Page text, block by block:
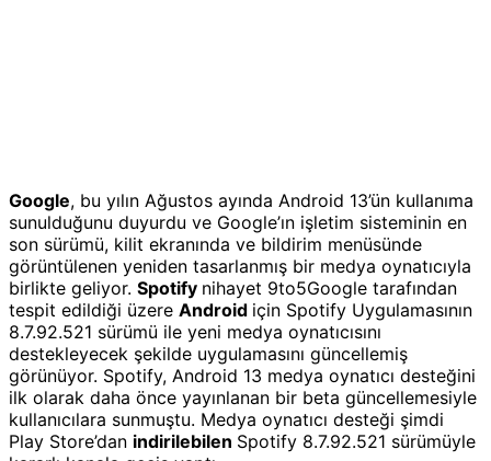
Google, bu yılın Ağustos ayında Android 13’ün kullanıma
sunulduğunu duyurdu ve Google’ın işletim sisteminin en
son sürümü, kilit ekranında ve bildirim menüsünde
görüntülenen yeniden tasarlanmış bir medya oynatıcıyla
birlikte geliyor. Spotify nihayet 9to5Google tarafından
tespit edildiği üzere Android için Spotify Uygulamasının
8.7.92.521 sürümü ile yeni medya oynatıcısını
destekleyecek şekilde uygulamasını güncellemiş
görünüyor. Spotify, Android 13 medya oynatıcı desteğini
ilk olarak daha önce yayınlanan bir beta güncellemesiyle
kullanıcılara sunmuştu. Medya oynatıcı desteği şimdi
Play Store’dan indirilebilen Spotify 8.7.92.521 sürümüyle